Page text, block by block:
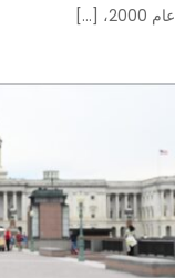
عام 2000، […]